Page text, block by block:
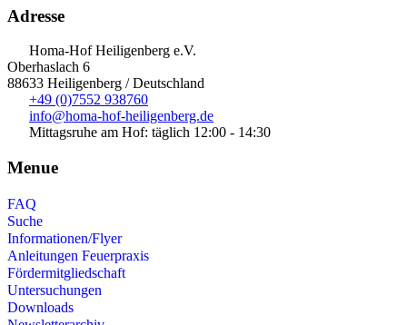
Adresse
Homa-Hof Heiligenberg e.V.
Oberhaslach 6
88633 Heiligenberg / Deutschland
+49 (0)7552 938760
info@homa-hof-heiligenberg.de
Mittagsruhe am Hof: täglich 12:00 - 14:30
Menue
FAQ
Suche
Informationen/Flyer
Anleitungen Feuerpraxis
Fördermitgliedschaft
Untersuchungen
Downloads